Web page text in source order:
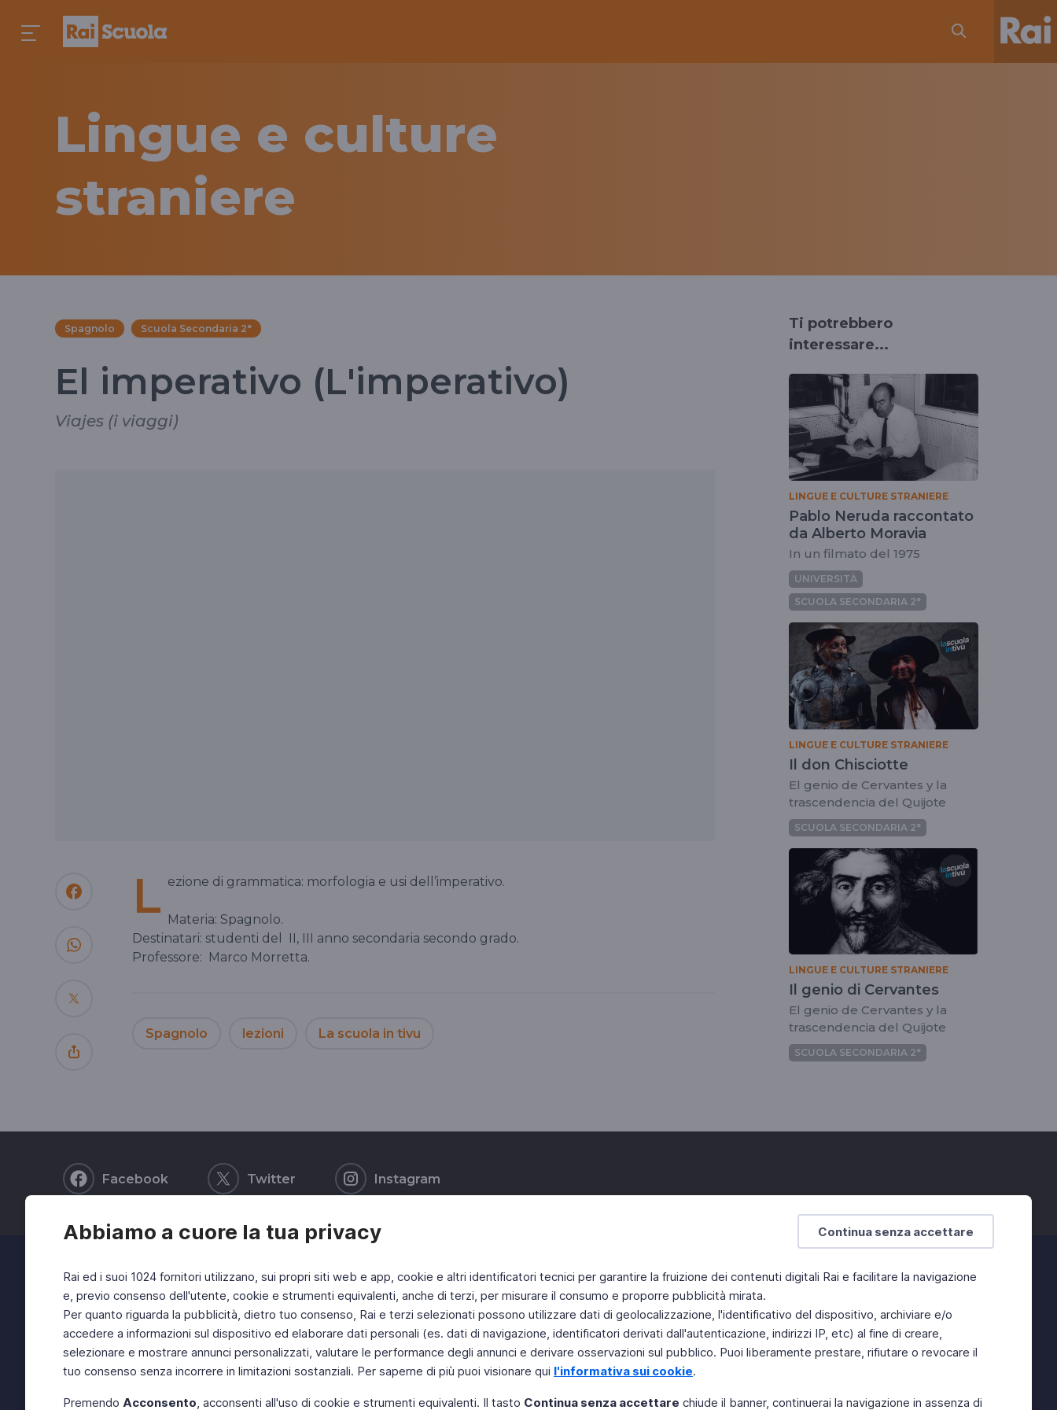
Continua senza accettare
Abbiamo a cuore la tua privacy
Rai ed i suoi 1024 fornitori utilizzano, sui propri siti web e app, cookie e altri identificatori tecnici per garantire la fruizione dei contenuti digitali Rai e facilitare la navigazione
e, previo consenso dell'utente, cookie e strumenti equivalenti, anche di terzi, per misurare il consumo e proporre pubblicità mirata.
Per quanto riguarda la pubblicità, dietro tuo consenso, Rai e terzi selezionati possono utilizzare dati di geolocalizzazione, l'identificativo del dispositivo, archiviare e/o
accedere a informazioni sul dispositivo ed elaborare dati personali (es. dati di navigazione, identificatori derivati dall'autenticazione, indirizzi IP, etc) al fine di creare,
selezionare e mostrare annunci personalizzati, valutare le performance degli annunci e derivare osservazioni sul pubblico. Puoi liberamente prestare, rifiutare o revocare il
tuo consenso senza incorrere in limitazioni sostanziali. Per saperne di più puoi visionare qui l'informativa sui cookie.
Premendo Acconsento, acconsenti all'uso di cookie e strumenti equivalenti. Il tasto Continua senza accettare chiude il banner, continuerai la navigazione in assenza di
Lingue e culture
straniere
Spagnolo Scuola Secondaria 2°
El imperativo (L'imperativo)
Viajes (i viaggi)
L ezione di grammatica: morfologia e usi dell’imperativo.
Materia: Spagnolo.
Destinatari: studenti del
II, III anno secondaria secondo grado.
Professore: Marco Morretta.
Spagnolo lezioni La scuola in tivu
Ti potrebbero
interessare...
LINGUE E CULTURE STRANIERE
Pablo Neruda raccontato
da Alberto Moravia
In un filmato del 1975
UNIVERSITÀ
SCUOLA SECONDARIA 2°
LINGUE E CULTURE STRANIERE
Il don Chisciotte
El genio de Cervantes y la
trascendencia del Quijote
SCUOLA SECONDARIA 2°
LINGUE E CULTURE STRANIERE
Il genio di Cervantes
El genio de Cervantes y la
trascendencia del Quijote
SCUOLA SECONDARIA 2°
Facebook Twitter Instagram